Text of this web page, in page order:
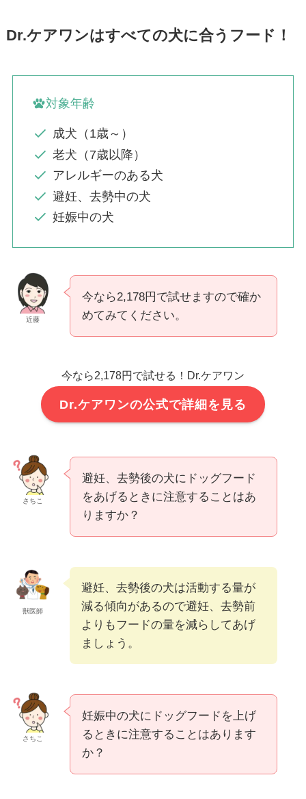
Dr.ケアワンはすべての犬に合うフード！
対象年齢
成犬（1歳～）
老犬（7歳以降）
アレルギーのある犬
避妊、去勢中の犬
妊娠中の犬
近藤
今なら2,178円で試せますので確か
めてみてください。
今なら2,178円で試せる！Dr.ケアワン
Dr.ケアワンの公式で詳細を見る
さちこ
避妊、去勢後の犬にドッグフード
をあげるときに注意することはあ
りますか？
獣医師
避妊、去勢後の犬は活動する量が
減る傾向があるので避妊、去勢前
よりもフードの量を減らしてあげ
ましょう。
さちこ
妊娠中の犬にドッグフードを上げ
るときに注意することはあります
か？